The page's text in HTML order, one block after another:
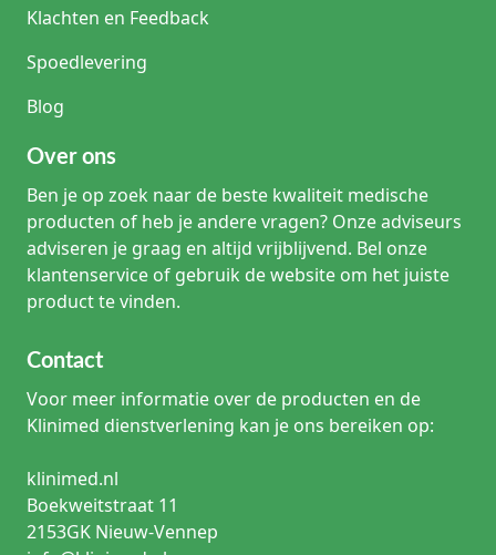
Klachten en Feedback
Spoedlevering
Blog
Over ons
Ben je op zoek naar de beste kwaliteit medische
producten of heb je andere vragen? Onze adviseurs
adviseren je graag en altijd vrijblijvend. Bel onze
klantenservice of gebruik de website om het juiste
product te vinden.
Contact
Voor meer informatie over de producten en de
Klinimed dienstverlening kan je ons bereiken op:
klinimed.nl
Boekweitstraat 11
2153GK Nieuw-Vennep